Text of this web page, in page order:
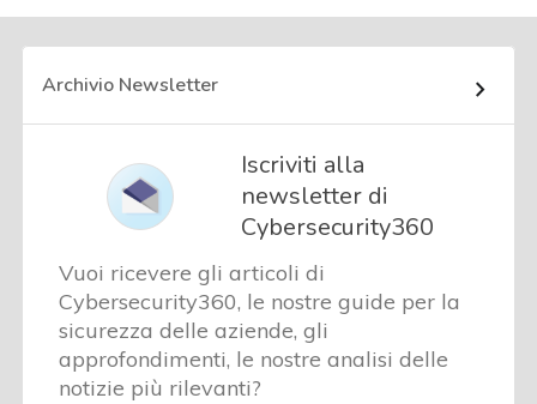
Archivio Newsletter
Iscriviti alla
newsletter di
Cybersecurity360
Vuoi ricevere gli articoli di
Cybersecurity360, le nostre guide per la
sicurezza delle aziende, gli
approfondimenti, le nostre analisi delle
notizie più rilevanti?